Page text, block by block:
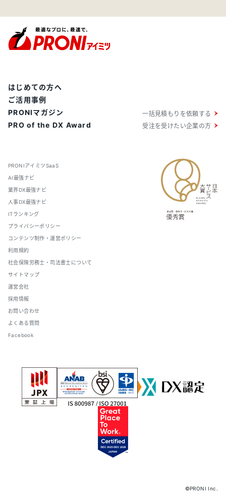
PRONIアイミツSaaS
AI最強ナビ
業界DX最強ナビ
人事DX最強ナビ
ITランキング
プライバシーポリシー
コンテンツ制作・運営ポリシー
利用規約
社会保険労務士・司法書士について
サイトマップ
運営会社
採用情報
お問い合わせ
よくある質問
Facebook
はじめての方へ
ご活用事例
PRONIマガジン
PRO of the DX Award
一括見積もりを依頼する
受注を受けたい企業の方
©PRONI Inc.